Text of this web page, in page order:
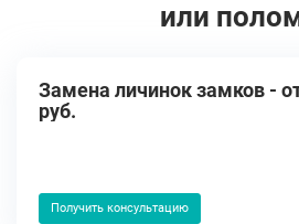
или
Замена личинок замков -
руб.
Получить консультацию